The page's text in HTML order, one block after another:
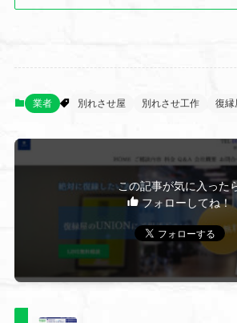
業者 別れさせ屋 別れさせ工作 復縁
この記事が気に入った
フォローしてね！